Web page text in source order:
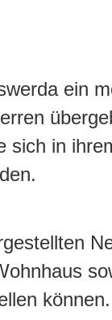
ein
sich in
können.